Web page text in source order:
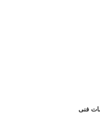
فنی